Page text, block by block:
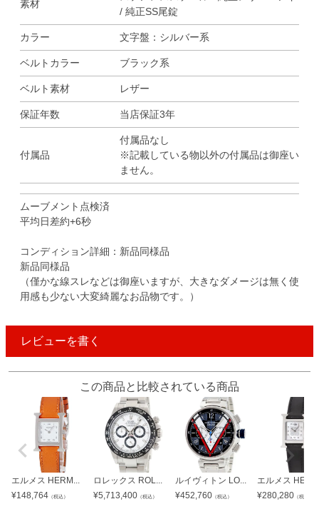
素材
/ 純正SS尾錠
カラー 文字盤：シルバー系
ベルトカラー ブラック系
ベルト素材 レザー
保証年数 当店保証3年
付属品
付属品なし
※記載している物以外の付属品は御座い
ません。
ムーブメント点検済
平均日差約+6秒
コンディション詳細：新品同様品
新品同様品
（僅かな線スレなどは御座いますが、大きなダメージは無く使
用感も少ない大変綺麗なお品物です。）
レビューを書く
この商品と比較されている商品
エルメス HERM...
¥148,764 （税込）
ロレックス ROL...
¥5,713,400 （税込）
ルイヴィトン LO...
¥452,760 （税込）
エルメス
¥280,280 （税込）